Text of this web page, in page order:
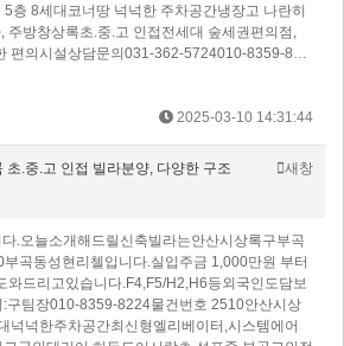
층 8세대코너땅 넉넉한 주차공간​냉장고 나란히
주방창상록초.중.고 인접전세대 숲세권​편의점,
편의시설​상담문의031-362-5724010-8359-8…
2025-03-10 14:31:44
초.중.고 인접 빌라분양, 다양한 구조
새창
.오늘소개해드릴신축빌라는안산시상록구부곡
곡동성현리첼입니다.실입주금 1,000만원 부터
와드리고있습니다.F4,F5/H2,H6등외국인도담보
구팀장010-8359-8224물건번호 2510안산시상
넉넉한주차공간최신형엘리베이터,시스템에어